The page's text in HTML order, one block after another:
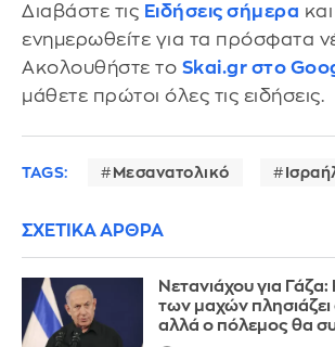
Διαβάστε τις Ειδήσεις σήμερα και
ενημερωθείτε για τα πρόσφατα
Ακολουθήστε το Skai.gr στο
μάθετε πρώτοι όλες τις ειδήσεις.
TAGS: Μεσανατολικό
ΣΧΕΤΙΚΑ ΑΡΘΡΑ
Νετανιάχου για
των μαχών πλησιάζει
αλλά ο πόλεμος θα